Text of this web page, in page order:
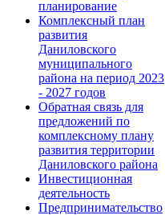
планирование
Комплексный план
развития
Даниловского
муниципального
района на период 2023
- 2027 годов
Обратная связь для
предложений по
комплексному плану
развития территории
Даниловского района
Инвестиционная
деятельность
Предпринимательство